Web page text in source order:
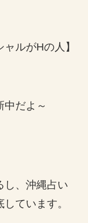
ルがHの人】
中だよ～
し、沖縄占い
ています。